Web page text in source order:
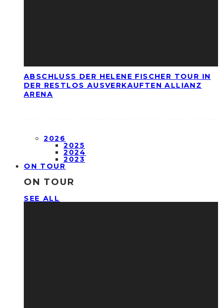
ABSCHLUSS DER HELENE FISCHER TOUR IN
DER RESTLOS AUSVERKAUFTEN ALLIANZ
ARENA
2026
2025
2024
2023
ON TOUR
ON TOUR
SEE ALL